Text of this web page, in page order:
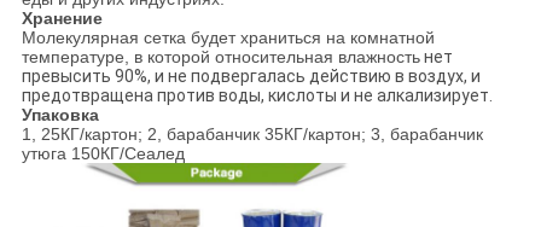
Хранение
Молекулярная сетка будет храниться на комнатной
температуре, в которой относительная влажностьнет
превысить 90%, и не подвергалась действию в воздух, и
предотвращена против воды, кислоты и не алкализирует.
Упаковка
1, 25КГ/картон; 2, барабанчик 35КГ/картон; 3, барабанчик
утюга 150КГ/Сеалед